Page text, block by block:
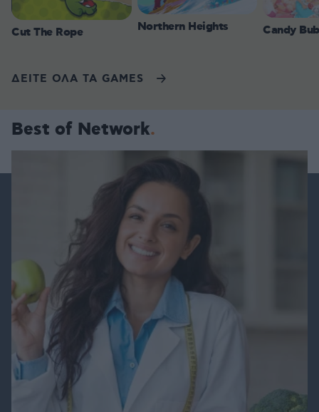
Cut The Rope Northern Heights Candy
ΔΕΙΤΕ ΟΛΑ ΤΑ GAMES
Best of Network